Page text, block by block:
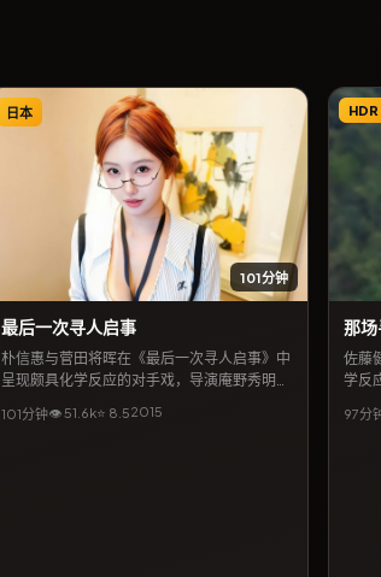
101分钟
日本
最后一次寻人启事
朴信惠与菅田将晖在《最后一次寻人启事》中
呈现颇具化学反应的对手戏，导演庵野秀明以
逢的故事。类型标签以冒险为主，2015年8月
101分钟👁51.6k⭐ 8.52015
HDR
那
佐藤
学反
型标
97分